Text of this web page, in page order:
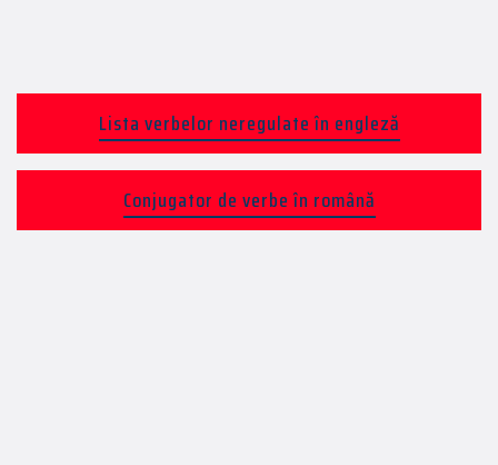
Lista verbelor neregulate în engleză
Conjugator de verbe în română